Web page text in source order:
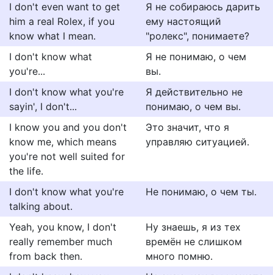
I don't even want to get
him a real Rolex, if you
know what I mean.
Я не собираюсь дарить
ему настоящий
"ролекс", понимаете?
I don't know what
you're...
Я не понимаю, о чем
вы.
I don't know what you're
sayin', I don't...
Я действительно не
понимаю, о чем вы.
I know you and you don't
know me, which means
you're not well suited for
the life.
Это значит, что я
управляю ситуацией.
I don't know what you're
talking about.
Не понимаю, о чем ты.
Yeah, you know, I don't
really remember much
from back then.
Ну знаешь, я из тех
времён не слишком
много помню.